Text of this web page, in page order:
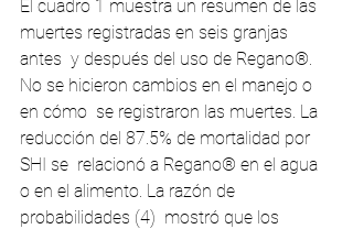
El cuadro 1 muestra un resumen de las
muertes registradas en seis granjas
antes  y después del uso de Regano®.
No se hicieron cambios en el manejo o
en cómo  se registraron las muertes. La
reducción del 87.5% de mortalidad por
SHI se  relacionó a Regano® en el agua
o en el alimento. La razón de
probabilidades (4)  mostró que los